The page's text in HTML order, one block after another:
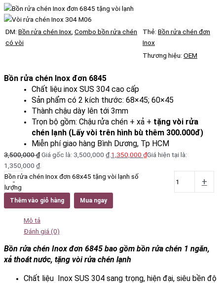
DM: Bồn rửa chén Inox Combo bồn rửa chén
có vòi
Thẻ: Bồn rửa chén đơn
Inox
Thương hiệu: OEM
Bồn rửa chén Inox đơn 6845
Chất liệu inox SUS 304 cao cấp
Sản phẩm có 2 kích thước: 68×45; 60×45
Thành chậu dày lên tới 3mm
Trọn bộ gồm: Chậu rửa chén + xả + tặng vòi rửa
chén lạnh (Lấy vòi trên hình bù thêm 300.000đ)
Miễn phí giao hàng Bình Dương, Tp HCM
3,500,000₫Giá gốc là: 3,500,000 ₫.1,350,000 ₫Giá hiện tại là:
1,350,000 ₫.
-
Bồn rửa chén Inox đơn 68x45 tặng vòi lạnh số
lượng
+
Thêm vào giỏ hàng Mua ngay
Mô tả
Đánh giá (0)
Bồn rửa chén Inox đơn 6845 bao gồm bồn rửa chén 1 ngăn,
xả thoát nước, tặng vòi rửa chén lạnh
Chất liệu Inox SUS 304 sang trọng, hiện đại, siêu bền độ